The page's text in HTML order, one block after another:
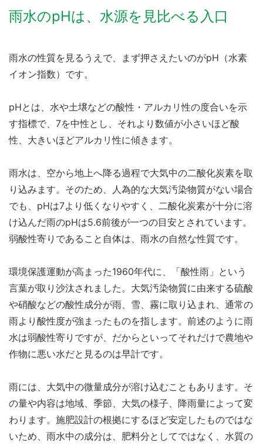
雨水のpHは、水源を見比べる入口
雨水の性質を見るうえで、まず押さえたいのがpH（水素
イオン指数）です。
pHとは、水や土壌などの酸性・アルカリ性の度合いを示
す指標で、7を中性とし、それより数値が小さいほど酸
性、大きいほどアルカリ性に傾きます。
雨水は、空から地上へ降る過程で大気中の二酸化炭素を取
り込みます。そのため、人為的な大気汚染物質がない場合
でも、pHは7より低くなりやすく、二酸化炭素が十分に溶
け込んだ雨のpHは5.6前後が一つの目安とされています。
弱酸性寄りであること自体は、雨水の自然な性質です。
環境保護運動が高まった1960年代に、「酸性雨」という
言葉が取り沙汰されました。大気汚染物質に由来する硫酸
や硝酸などの酸性成分が雨、雪、霧に取り込まれ、通常の
雨より酸性度が強まったものを指します。前述のように雨
水は弱酸性寄りですが、だからといってそれだけで農地や
作物に悪い水だと見るのは早計です。
雨には、大気中の微量成分が溶け込むこともあります。そ
の量や内容は地域、季節、大気の様子、降雨量によって変
わります。 施肥設計の根拠にするほど安定したものではな
いため、雨水中の成分は、肥料分としてではなく、水質の